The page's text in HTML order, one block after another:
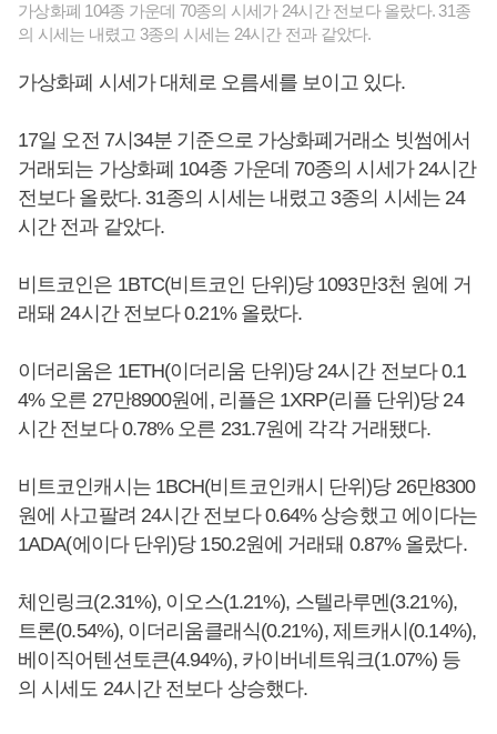
가상화폐 104종 가운데 70종의 시세가 24시간 전보다 올랐다. 31종
의 시세는 내렸고 3종의 시세는 24시간 전과 같았다.
가상화폐 시세가 대체로 오름세를 보이고 있다.
17일 오전 7시34분 기준으로 가상화폐거래소 빗썸에서
거래되는 가상화폐 104종 가운데 70종의 시세가 24시간
전보다 올랐다. 31종의 시세는 내렸고 3종의 시세는 24
시간 전과 같았다.
비트코인은 1BTC(비트코인 단위)당 1093만3천 원에 거
래돼 24시간 전보다 0.21% 올랐다.
이더리움은 1ETH(이더리움 단위)당 24시간 전보다 0.1
4% 오른 27만8900원에, 리플은 1XRP(리플 단위)당 24
시간 전보다 0.78% 오른 231.7원에 각각 거래됐다.
비트코인캐시는 1BCH(비트코인캐시 단위)당 26만8300
원에 사고팔려 24시간 전보다 0.64% 상승했고 에이다는
1ADA(에이다 단위)당 150.2원에 거래돼 0.87% 올랐다.
체인링크(2.31%), 이오스(1.21%), 스텔라루멘(3.21%),
트론(0.54%), 이더리움클래식(0.21%), 제트캐시(0.14%),
베이직어텐션토큰(4.94%), 카이버네트워크(1.07%) 등
의 시세도 24시간 전보다 상승했다.